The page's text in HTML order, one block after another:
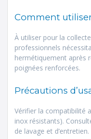
Comment
À utiliser pour la
professionnels
hermétiquement après
poignées renforcées.
Précautions
Vérifier la compatibilité
inox résistants).
de lavage et d’entretien.